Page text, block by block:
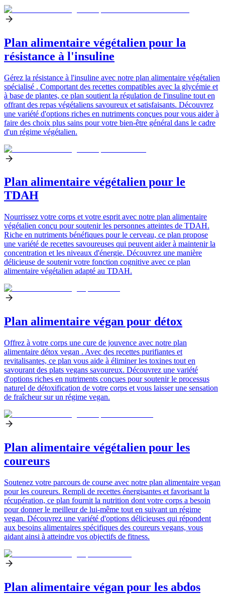
Plan alimentaire végétalien pour la
résistance à l'insuline
Gérez la résistance à l'insuline avec notre plan alimentaire végétalien
spécialisé . Comportant des recettes compatibles avec la glycémie et
à base de plantes, ce plan soutient la régulation de l'insuline tout en
offrant des repas végétaliens savoureux et satisfaisants. Découvrez
une variété d'options riches en nutriments conçues pour vous aider à
faire des choix plus sains pour votre bien-être général dans le cadre
d'un régime végétalien.
Plan alimentaire végétalien pour le
TDAH
Nourrissez votre corps et votre esprit avec notre plan alimentaire
végétalien conçu pour soutenir les personnes atteintes de TDAH.
Riche en nutriments bénéfiques pour le cerveau, ce plan propose
une variété de recettes savoureuses qui peuvent aider à maintenir la
concentration et les niveaux d'énergie. Découvrez une manière
délicieuse de soutenir votre fonction cognitive avec ce plan
alimentaire végétalien adapté au TDAH.
Plan alimentaire végan pour détox
Offrez à votre corps une cure de jouvence avec notre plan
alimentaire détox vegan . Avec des recettes purifiantes et
revitalisantes, ce plan vous aide à éliminer les toxines tout en
savourant des plats vegans savoureux. Découvrez une variété
d'options riches en nutriments conçues pour soutenir le processus
naturel de détoxification de votre corps et vous laisser une sensation
de fraîcheur sur un régime vegan.
Plan alimentaire végétalien pour les
coureurs
Soutenez votre parcours de course avec notre plan alimentaire vegan
pour les coureurs. Rempli de recettes énergisantes et favorisant la
récupération, ce plan fournit la nutrition dont votre corps a besoin
pour donner le meilleur de lui-même tout en suivant un régime
vegan. Découvrez une variété d'options délicieuses qui répondent
aux besoins alimentaires spécifiques des coureurs vegans, vous
aidant ainsi à atteindre vos objectifs de fitness.
Plan alimentaire végan pour les abdos